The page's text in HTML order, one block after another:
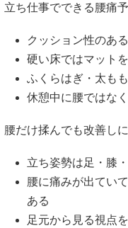
立ち仕事でできる腰痛
クッション性のあ
硬い床ではマット
ふくらはぎ・太も
休憩中に腰ではな
腰だけ揉んでも改善し
立ち姿勢は足・膝
腰に痛みが出てい
ある
足元から見る視点